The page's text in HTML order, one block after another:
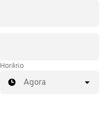
Horário
Agora